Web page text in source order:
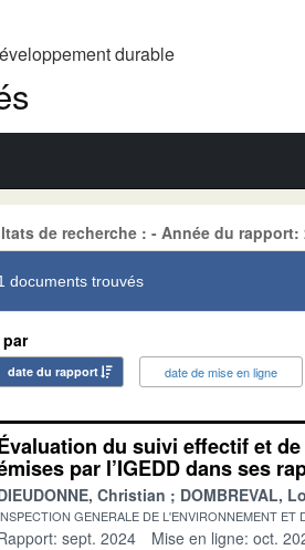
durable
de recherche : - Année du
documents trouvés
date du rapport date de mise en ligne
du suivi effectif et
par l’IGEDD dans ses
Christian DOMBREVAL,
GENERALE DE L'ENVIRONNEMENT ET
sept. 2024 Mise en ligne: oct.